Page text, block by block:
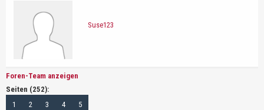
Suse123
Foren-Team anzeigen
Seiten (252):
1
2 3 4
5